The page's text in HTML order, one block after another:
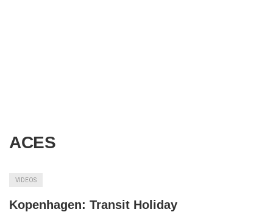
ACES
VIDEOS
Kopenhagen: Transit Holiday